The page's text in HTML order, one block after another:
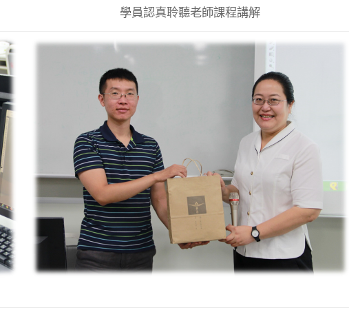
學員認真聆聽老師課程講解